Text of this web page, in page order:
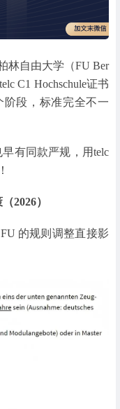
林自由大学（FU Ber
C1 Hochschule证书
段，标准完全不一
有同款严规，用telc
2026）
的规则调整直接影